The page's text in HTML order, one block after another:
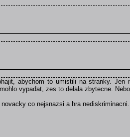
abychom to umistili na stranky. Jen
vypadat, zes to delala zbytecne.
co nejsnazsi a hra